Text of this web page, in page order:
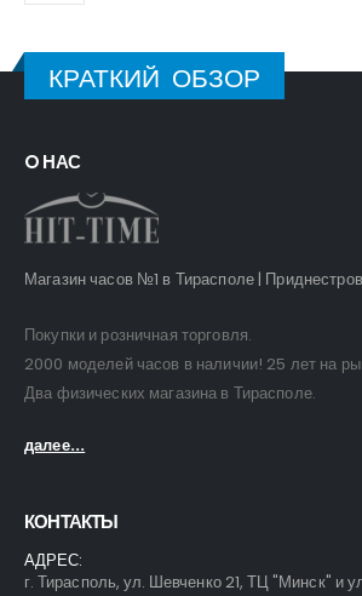
КРАТКИЙ ОБЗОР
O НАС
Магазин часов №1 в Тирасполе |
Покупки и розничная торговля.
2000 моделей часов в наличии! 25 лет на
Два физических магазина в Тирасполе.
далее...
КОНТАКТЫ
АДРЕС:
г. Тирасполь, ул. Шевченко 21, ТЦ "Минск" и